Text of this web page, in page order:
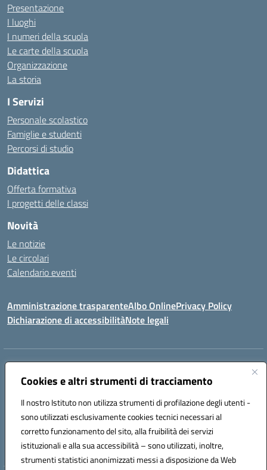
Cookies e altri strumenti di tracciamento
Il nostro Istituto non utilizza strumenti di profilazione degli utenti -
sono utilizzati esclusivamente cookies tecnici necessari al
corretto funzionamento del sito, alla fruibilità dei servizi
istituzionali e alla sua accessibilità – sono utilizzati, inoltre,
strumenti statistici anonimizzati messi a disposizione da Web
Presentazione
I luoghi
I numeri della scuola
Le carte della scuola
Organizzazione
La storia
I Servizi
Personale scolastico
Famiglie e studenti
Percorsi di studio
Didattica
Offerta formativa
I progetti delle classi
Novità
Le notizie
Le circolari
Calendario eventi
Amministrazione trasparenteAlbo OnlinePrivacy Policy
Dichiarazione di accessibilitàNote legali
Indirizzo:
Centralino:+39 071 89 52 08 Email:anic82000a@istruzione.it
Codice fiscale: 93084540421
Codice meccanografico:
ANIC82000A
Codice unico di fatturazione (CUF): UFF6L6